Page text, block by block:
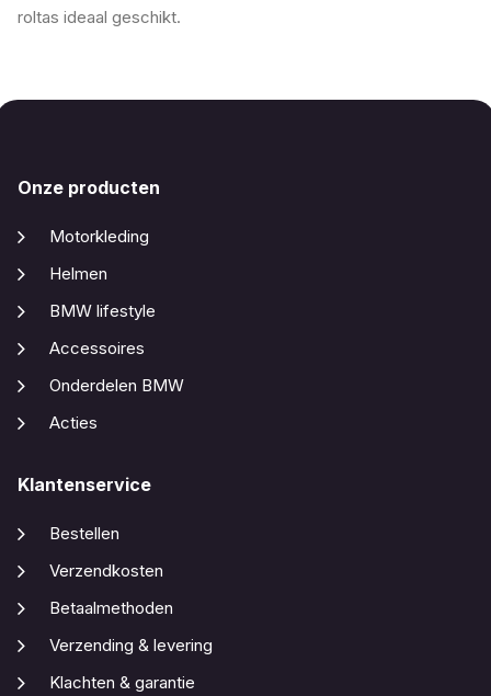
roltas ideaal geschikt.
Onze producten
Motorkleding
Helmen
BMW lifestyle
Accessoires
Onderdelen BMW
Acties
Klantenservice
Bestellen
Verzendkosten
Betaalmethoden
Verzending & levering
Klachten & garantie